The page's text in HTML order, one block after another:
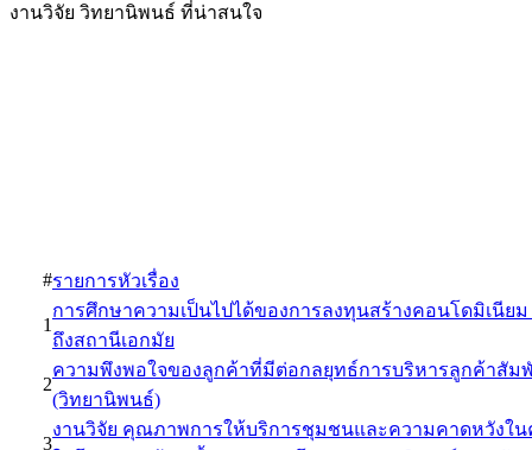
งานวิจัย วิทยานิพนธ์ ที่น่าสนใจ
#รายการหัวเรื่อง
1
การศึกษาความเป็นไปได้ของการลงทุนสร้างคอนโดมิเนีย
ถึงสถานีเอกมัย
2
ความพึงพอใจของลูกค้าที่มีต่อกลยุทธ์การบริหารลูกค้าสั
(วิทยานิพนธ์)
3
งานวิจัย คุณภาพการให้บริการชุมชนและความคาดหวังใ